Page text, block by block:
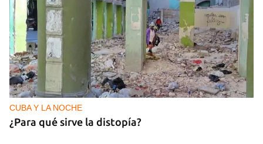
CUBA Y LA NOCHE
¿Para qué sirve la distopía?